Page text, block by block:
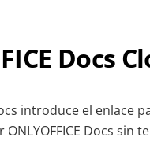
Docs
introduce el enlace
Docs sin